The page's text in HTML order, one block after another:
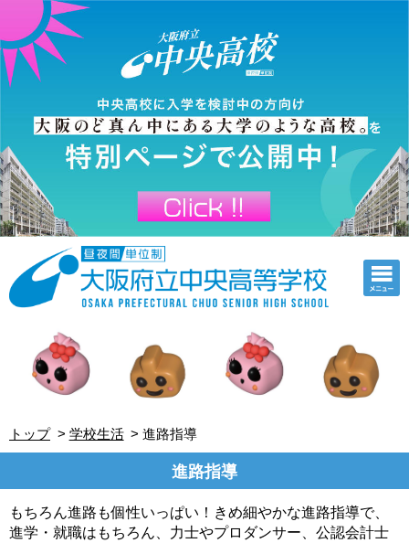
トップ 学校生活 進路指導
進路指導
もちろん進路も個性いっぱい！きめ細やかな進路指導で、
進学・就職はもちろん、力士やプロダンサー、公認会計士